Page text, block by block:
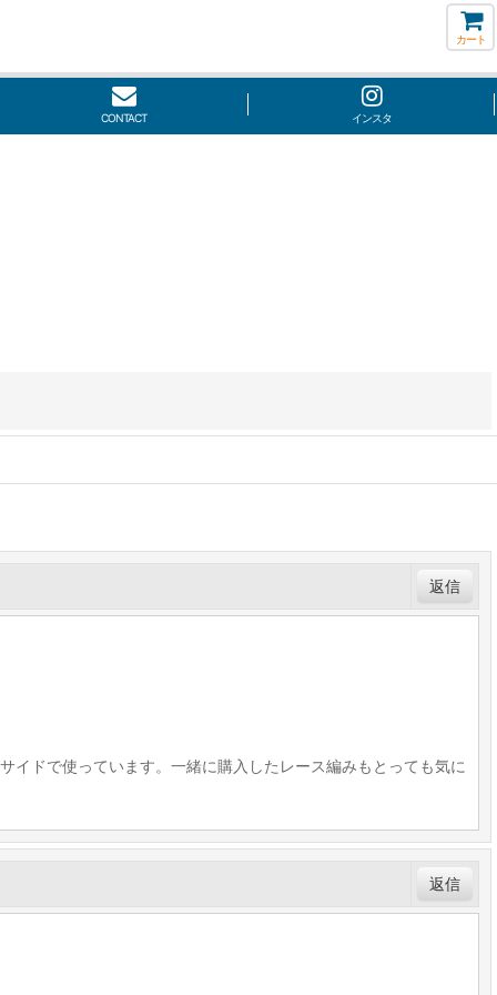
カート
CONTACT インスタ
返信
ドで使っています。一緒に購入したレース編みもとっても気に
返信